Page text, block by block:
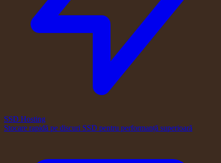
SSD Hosting
Stocare rapidă pe discuri SSD pentru performanță superioară